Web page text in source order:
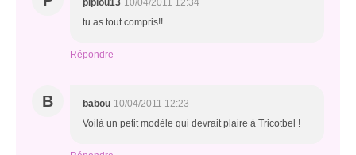
pipiou13 10/04/2011 12:34
tu as tout compris!!
Répondre
B babou 10/04/2011 12:23
Voilà un petit modèle qui devrait plaire à Tricotbel !